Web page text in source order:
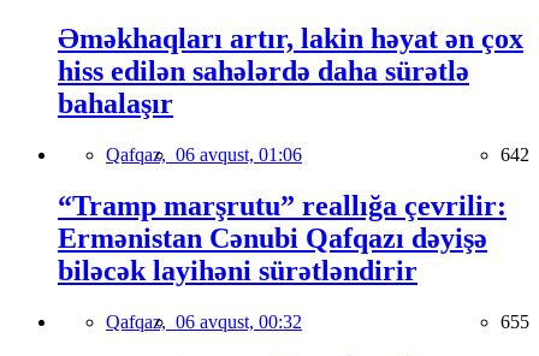
Əməkhaqları artır, lakin həyat ən çox
hiss edilən sahələrdə daha sürətlə
bahalaşır
Qafqaz, 06 avqust, 01:06 642
“Tramp marşrutu” reallığa çevrilir:
Ermənistan Cənubi Qafqazı dəyişə
biləcək layihəni sürətləndirir
Qafqaz, 06 avqust, 00:32 655